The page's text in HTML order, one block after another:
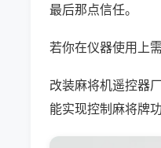
最后那点信任。
若你在仪器使用上
改装麻将机遥控器
能实现控制麻将牌